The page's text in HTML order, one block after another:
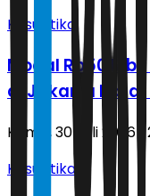
Kasuistika
Modal Rp50
di Jakarta Barat
Kamis, 30 Juli 2026 |
Kasuistika